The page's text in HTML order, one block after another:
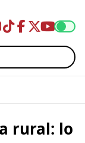
rural: lo